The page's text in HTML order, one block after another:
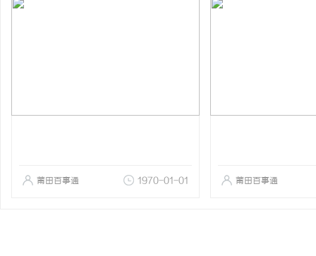
莆田百事通 1970-01-01 莆田百事通